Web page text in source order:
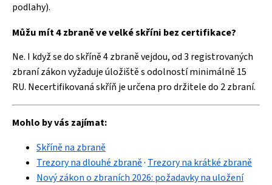
podlahy).
Můžu mít 4 zbraně ve velké skříni bez certifikace?
Ne. I když se do skříně 4 zbraně vejdou, od 3 registrovaných
zbraní zákon vyžaduje úložiště s odolností minimálně 15
RU. Necertifikovaná skříň je určena pro držitele do 2 zbraní.
Mohlo by vás zajímat:
Skříně na zbraně
Trezory na dlouhé zbraně· Trezory na krátké zbraně
Nový zákon o zbraních 2026: požadavky na uložení